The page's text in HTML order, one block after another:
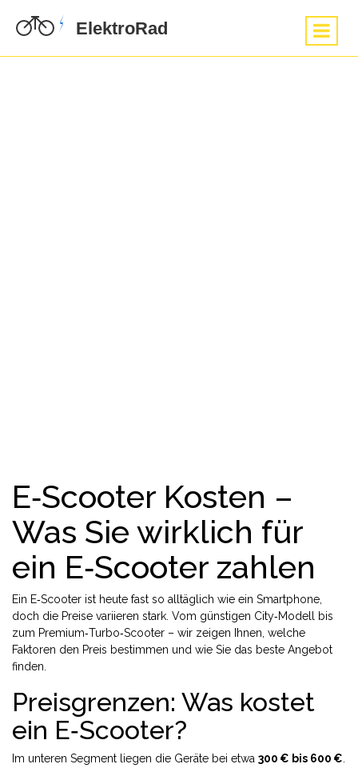
E‑Scooter Kosten –
Was Sie wirklich für
ein E‑Scooter zahlen
Ein E‑Scooter ist heute fast so alltäglich wie ein Smartphone,
doch die Preise variieren stark. Vom günstigen City‑Modell bis
zum Premium‑Turbo‑Scooter – wir zeigen Ihnen, welche
Faktoren den Preis bestimmen und wie Sie das beste Angebot
finden.
Preisgrenzen: Was kostet
ein E‑Scooter?
Im unteren Segment liegen die Geräte bei etwa 300 € bis 600 €